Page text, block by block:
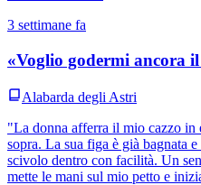
3 settimane fa
«Voglio godermi ancora
Alabarda degli Astri
"La donna afferra il mio cazzo in
sopra. La sua figa è già bagnata
scivolo dentro con facilità. Un
mette le mani sul mio petto e